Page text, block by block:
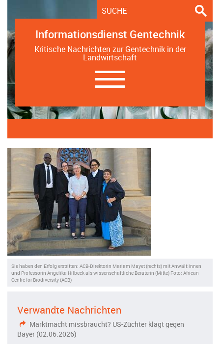
Informationsdienst Gentechnik
Kritische Nachrichten zur Gentechnik in der
Landwirtschaft
Navigation
ein-/ausblenden
Sie haben den Erfolg erstritten: ACB-Direktorin Mariam Mayet (rechts) mit Anwält:innen
und Professorin Angelika Hilbeck als wissenschaftliche Beraterin (Mitte) Foto: African
Centre for Biodiversity (ACB)
Verwandte Nachrichten
Marktmacht missbraucht? US-Züchter klagt gegen
Bayer (02.06.2026)